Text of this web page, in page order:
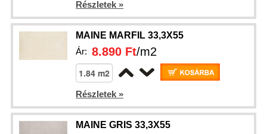
Részletek »
MAINE MARFIL 33,3X55
Ár:8.890 Ft/m2
Részletek »
MAINE GRIS 33,3X55